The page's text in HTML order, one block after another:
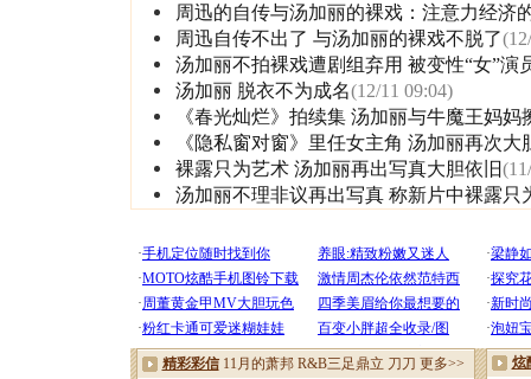
周迅的自传与汤加丽的裸戏：注意力经济
周迅自传不出了 与汤加丽的裸戏不脱了
汤加丽不拍裸戏遭剧组弃用 被变性“女”演
汤加丽 脱衣不为成名(12/11 09:04)
《春光灿烂》拍续集 汤加丽与牛魔王妈妈
《隐私窗对窗》里任女主角 汤加丽再次大
裸露只为艺术 汤加丽再出写真大胆依旧
汤加丽不理非议再出写真 称新片中裸露只